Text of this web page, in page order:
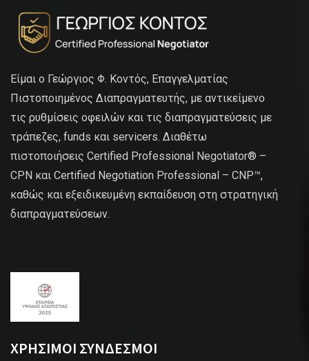
Είμαι ο Γεώργιος Φ. Κοντός, Επαγγελματίας
Πιστοποιημένος Διαπραγματευτής, με αντικείμενο
τις ρυθμίσεις οφειλών και τις διαπραγματεύσεις με
τράπεζες, funds και servicers. Διαθέτω
πιστοποιήσεις Certified Professional Negotiator® –
CPN και Certified Negotiation Professional – CNP™,
καθώς και εξειδικευμένη εκπαίδευση στη στρατηγική
διαπραγματεύσεων.
ΧΡΗΣΙΜΟΙ ΣΥΝΔΕΣΜΟΙ